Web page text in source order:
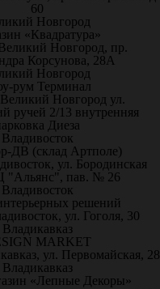
60
Новгород
«Квадратура»
Новгород, пр.
Корсунова, 28А
Новгород
рум Терминал
Великий Новгород ул.
ручей 2/13 внутренняя
Диеза
Владивосток
ДВ (склад Артполе)
ул. Бородинская
"Альянс", пав. № 26
Владивосток
решений
ул. Гоголя, 30
Владикавказ
MARKET
ул. Первомайская, 28
Владикавказ
«Лепные Декоры»